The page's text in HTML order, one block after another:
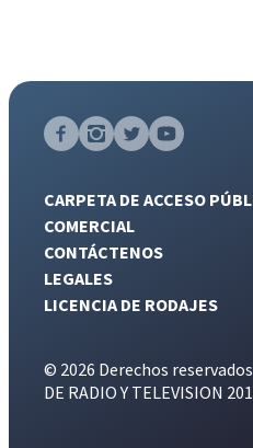
CARPETA DE ACCESO
COMERCIAL
CONTÁCTENOS
LEGALES
LICENCIA DE RODAJES
© 2026 Derechos reservados
DE RADIO Y TELEVISION